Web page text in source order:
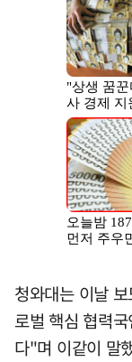
청와대는 이날
로벌 핵심 협력
다"며 이같이 말